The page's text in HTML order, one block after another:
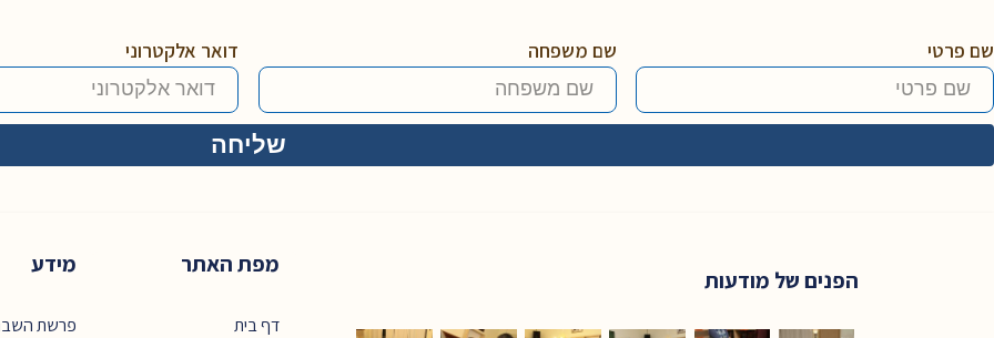
שם פרטי שם משפחה דואר אלקטרוני
מפת האתר
דף בית
מידע
פרשת
הפנים של מודעות